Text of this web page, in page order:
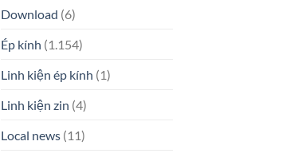
Download (6)
Ép kính (1.154)
Linh kiện ép kính (1)
Linh kiện zin (4)
Local news(11)